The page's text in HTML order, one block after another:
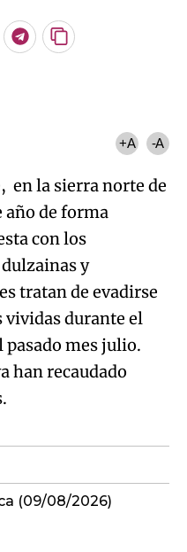
Telegram
Copiar
+A -A
en la sierra norte de
año de forma
con los
y
tratan de evadirse
vividas durante el
mes julio.
han recaudado
(09/08/2026)